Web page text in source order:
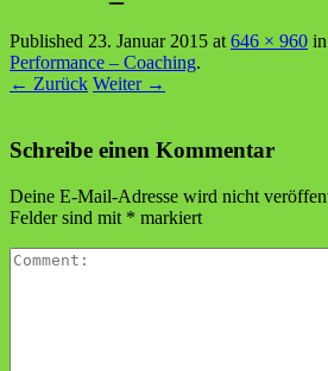
Published 23. Januar 2015 at 646 × 960 in
Performance – Coaching.
← Zurück Weiter →
Schreibe einen Kommentar
Deine E-Mail-Adresse wird nicht
Felder sind mit * markiert